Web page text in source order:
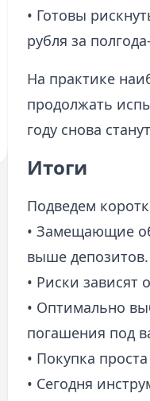
• Готовы
рубля за
На практике
продолжать
году снова
Итоги
Подведем
• Замещающие
выше депозитов.
• Риски зависят
• Оптимально
погашения под
• Покупка
• Сегодня